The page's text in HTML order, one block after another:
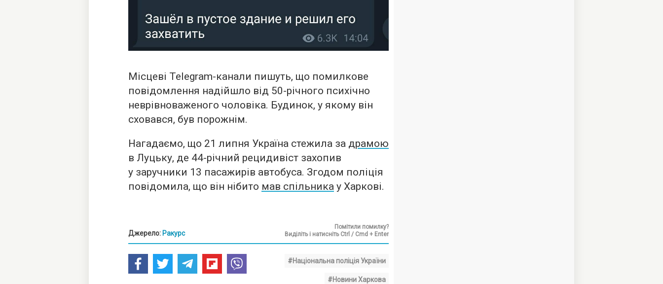
Місцеві Telegram-канали пишуть, що помилкове
повідомлення надійшло від 50-річного психічно
неврівноваженого чоловіка. Будинок, у якому він
сховався, був порожнім.
Нагадаємо, що 21 липня Україна стежила за драмою
в Луцьку, де 44-річний рецидивіст захопив
у заручники 13 пасажирів автобуса. Згодом поліція
повідомила, що він нібито мав спільника у Харкові.
Джерело: Ракурс
Помітили помилку?
Виділіть і натисніть Ctrl / Cmd + Enter
#Національна поліція України
#Новини Харкова